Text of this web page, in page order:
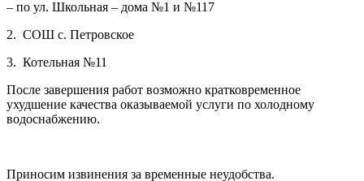
– по ул. Школьная – дома №1 и №117
2. СОШ с. Петровское
3. Котельная №11
После завершения работ возможно кратковременное
ухудшение качества оказываемой услуги по холодному
водоснабжению.
Приносим извинения за временные неудобства.